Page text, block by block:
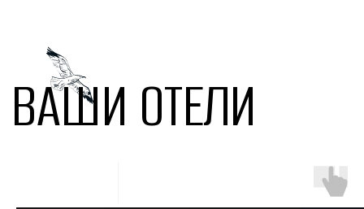
ВАШИ ОТЕЛИ